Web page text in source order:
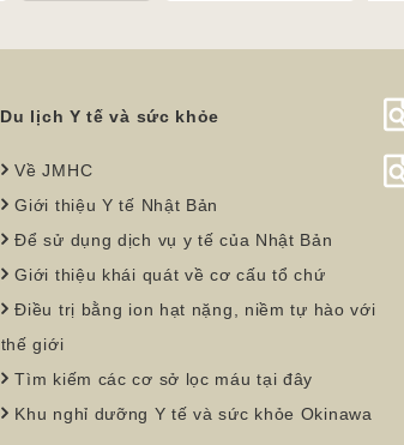
Du lịch Y tế và sức khỏe
Về JMHC
Giới thiệu Y tế Nhật Bản
Để sử dụng dịch vụ y tế của Nhật Bản
Giới thiệu khái quát về cơ cấu tổ chứ
Điều trị bằng ion hạt nặng, niềm tự hào với
thế giới
Tìm kiếm các cơ sở lọc máu tại đây
Khu nghỉ dưỡng Y tế và sức khỏe Okinawa